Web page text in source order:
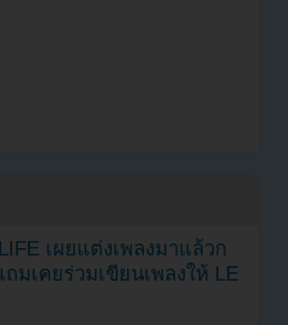
เผยแต่งเพลงมาแล้วก
ถมเคยร่วมเขียนเพลงให้ LE